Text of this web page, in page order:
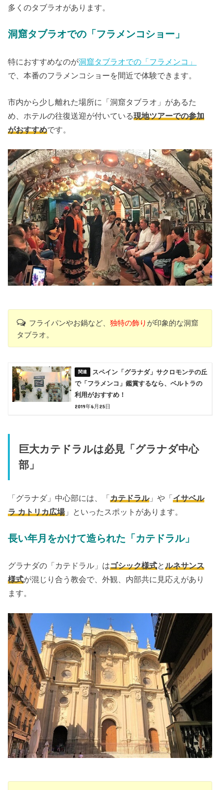
多くのタブラオがあります。
洞窟タブラオでの「フラメンコショー」
特におすすめなのが洞窟タブラオでの「フラメンコ」
で、本番のフラメンコショーを間近で体験できます。
市内から少し離れた場所に「洞窟タブラオ」があるた
め、ホテルの往復送迎が付いている現地ツアーでの参加
がおすすめです。
フライパンやお鍋など、 独特の飾り が印象的な洞窟
タブラオ。
スペイン「グラナダ」サクロモンテの丘
で「フラメンコ」鑑賞するなら、ベルトラの
利用がおすすめ！
2019年6月25日
巨大カテドラルは必見「グラナダ中心
部」
「グラナダ」中心部には、「カテドラル」や「イサベル
ラ カトリカ広場」といったスポットがあります。
長い年月をかけて造られた「カテドラル」
グラナダの「カテドラル」はゴシック様式とルネサンス
様式が混じり合う教会で、外観、内部共に見応えがあり
ます。